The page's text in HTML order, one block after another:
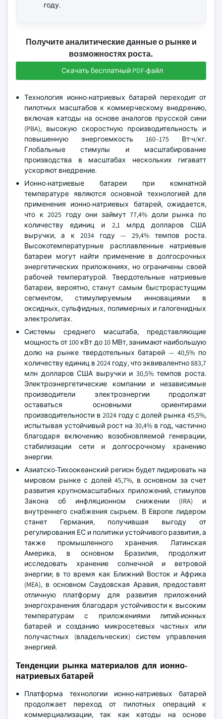
году.
Получите аналитические данные о рынке и
возможностях роста.
Скачать бесплатный PDF-файл
Технология ионно-натриевых батарей переходит от
пилотных масштабов к коммерческому внедрению,
включая катоды на основе аналогов прусской сини
(PBA), высокую скоростную производительность и
повышенную энергоемкость 160–175 Вт·ч/кг.
Глобальные стимулы и масштабирование
производства в масштабах нескольких гигаватт
ускоряют внедрение.
Ионно-натриевые батареи при комнатной
температуре являются основной технологией для
применения ионно-натриевых батарей, ожидается,
что к 2025 году они займут 77,4% доли рынка по
количеству единиц и 2,1 млрд долларов США
выручки, а к 2034 году — 29,4% темпов роста.
Высокотемпературные расплавленные натриевые
батареи могут найти применение в долгосрочных
энергетических приложениях, но ограничены своей
рабочей температурой. Твердотельные натриевые
батареи, вероятно, станут самым быстрорастущим
сегментом, стимулируемым инновациями в
оксидных, сульфидных, полимерных и галогенидных
электролитах.
Системы среднего масштаба, представляющие
мощность от 100 кВт до 10 МВт, занимают наибольшую
долю на рынке твердотельных батарей — 40,5% по
количеству единиц в 2024 году, что эквивалентно 883,7
млн долларов США выручки и 30,5% темпов роста.
Электроэнергетические компании и независимые
производители электроэнергии продолжат
оставаться основными ориентирами
производительности в 2024 году с долей рынка 45,5%,
испытывая устойчивый рост на 30,4% в год, частично
благодаря включению возобновляемой генерации,
стабилизации сети и долгосрочному хранению
энергии.
Азиатско-Тихоокеанский регион будет лидировать на
мировом рынке с долей 45,7%, в основном за счет
развития крупномасштабных приложений, стимулов
Закона об инфляционном снижении (IRA) и
внутреннего снабжения сырьем. В Европе лидером
станет Германия, получившая выгоду от
регулирования ЕС и политики устойчивого развития, а
также промышленного хранения. Латинская
Америка, в основном Бразилия, продолжит
исследовать хранение солнечной и ветровой
энергии; в то время как Ближний Восток и Африка
(MEA), в основном Саудовская Аравия, предоставят
отличную платформу для развития приложений
энергохранения благодаря устойчивости к высоким
температурам с приложениями литий-ионных
батарей и созданию микросетевых частных или
получастных (владельческих) систем управления
энергией.
Тенденции рынка материалов для ионно-
натриевых батарей
Платформа технологии ионно-натриевых батарей
продолжает переход от пилотных операций к
коммерциализации, так как катоды на основе